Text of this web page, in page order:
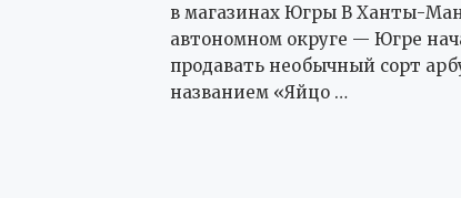
в магазинах Югры В Ханты-
автономном округе — Югре
продавать необычный сорт
названием «Яйцо …